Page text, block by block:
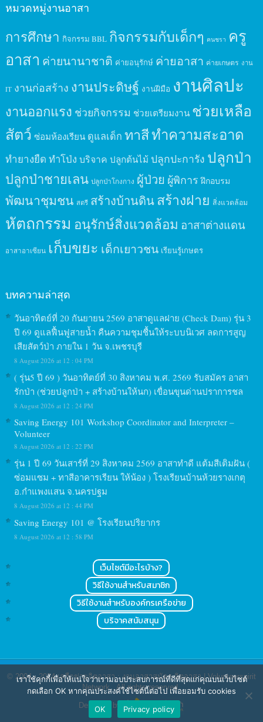
หมวดหมู่งานอาสา
การศึกษา กิจกรรม BBL กิจกรรมกับเด็กๆ คนชรา ครู
อาสา ค่ายนานาชาติ ค่ายอนุรักษ์ ค่ายอาสา ค่ายเกษตร งาน
IT งานก่อสร้าง งานประดิษฐ์ งานฝีมือ งานศิลปะ
งานออกแรง ช่วยกิจกรรม ช่วยเตรียมงาน ช่วยเหลือ
สัตว์ ซ่อมห้องเรียน ดูแลเด็ก ทาสีทำความสะอาด
ทำยางยืด ทำโป่ง บริจาค ปลูกต้นไม้ ปลูกปะการัง ปลูกป่า
ปลูกป่าชายเลน ปลูกป่าโกงกาง ผู้ป่วย ผู้พิการ ฝึกอบรม
พัฒนาชุมชน สตรี สร้างบ้านดินสร้างฝาย สิ่งแวดล้อม
หัตถกรรม อนุรักษ์สิ่งแวดล้อม อาสาต่างแดน
อาสาอาเซียน เก็บขยะ เด็กเยาวชน เรียนรู้เกษตร
บทความล่าสุด
วันอาทิตย์ที่ 20 กันยายน 2569 อาสาดูแลฝาย (Check Dam) รุ่น 3
ปี 69 ดูแลฟื้นฟูสายน้ำ คืนความชุมชื้นให้ระบบนิเวศ ลดการสูญ
เสียสัตว์ป่า ภายใน 1 วัน จ.เพชรบุรี
8 August 2026 at 12 : 04 PM
( รุ่น5 ปี 69 ) วันอาทิตย์ที่ 30 สิงหาคม พ.ศ. 2569 รับสมัคร อาสา
รักป่า (ช่วยปลูกป่า + สร้างบ้านให้นก) เขื่อนขุนด่านปราการชล
8 August 2026 at 12 : 24 PM
Saving Energy 101 Workshop Coordinator and Interpreter –
Volunteer
8 August 2026 at 12 : 22 PM
รุ่น 1 ปี 69 วันเสาร์ที่ 29 สิงหาคม 2569 อาสาทำดี แต้มสีเติมฝัน (
ซ่อมแซม + ทาสีอาคารเรียน ให้น้อง ) โรงเรียนบ้านห้วยรางเกตุ
อ.กำแพงแสน จ.นครปฐม
8 August 2026 at 12 : 44 PM
Saving Energy 101 @ โรงเรียนปริยากร
8 August 2026 at 12 : 58 PM
เว็บไซต์มีอะไรบ้าง?
วิธีใช้งานสำหรับสมาชิก
วิธีใช้งานสำหรับองค์กรเครือข่าย
บริจาคสนับสนุน
© 2004 - 2024เครือข่ายจิตอาสา : งานอาสาสมัคร จิตอาสา | Volunteerspirit
Network. All rights reserved.
Designed by
เราใช้คุกกี้เพื่อให้แน่ใจว่าเรามอบประสบการณ์ที่ดีที่สุดแก่คุณบนเว็บไซต์
กดเลือก OK หากคุณประสงค์ใช้ไซต์นี้ต่อไป เพื่อยอมรับ cookies
OK
Privacy policy